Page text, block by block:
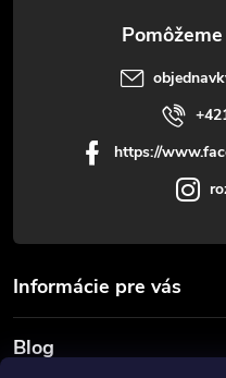
https://
Informácie pre vás
Blog